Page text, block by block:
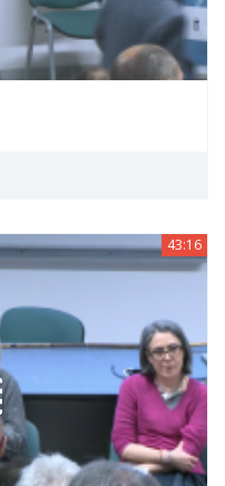
43:16